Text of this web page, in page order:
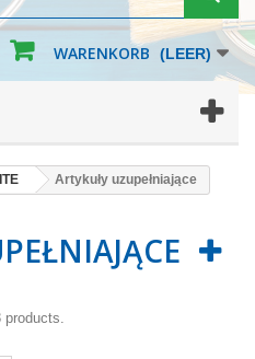
WARENKORB (LEER)
Artykuły uzupełniające
products.